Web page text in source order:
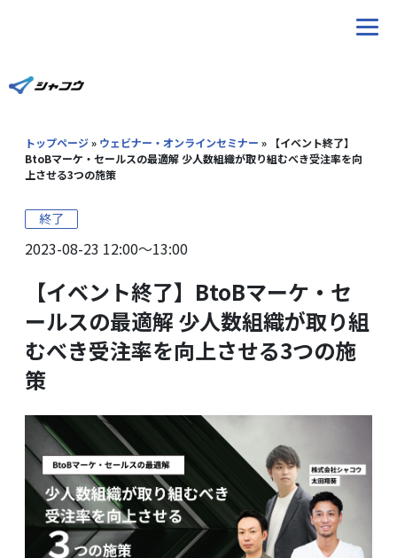
ホーム
サービス
Youtube
ウェビナー
導入事例
メディア掲載
会社概要
採用情報
トップページ» ウェビナー・オンラインセミナー »
【イベント終了】
BtoBマーケ・セールスの最適解 少人数組織が取り組むべき受注率を向
上させる3つの施策
終了
2023-08-23 12:00〜13:00
【イベント終了】BtoBマーケ・セ
ールスの最適解 少人数組織が取り組
むべき受注率を向上させる3つの施
策